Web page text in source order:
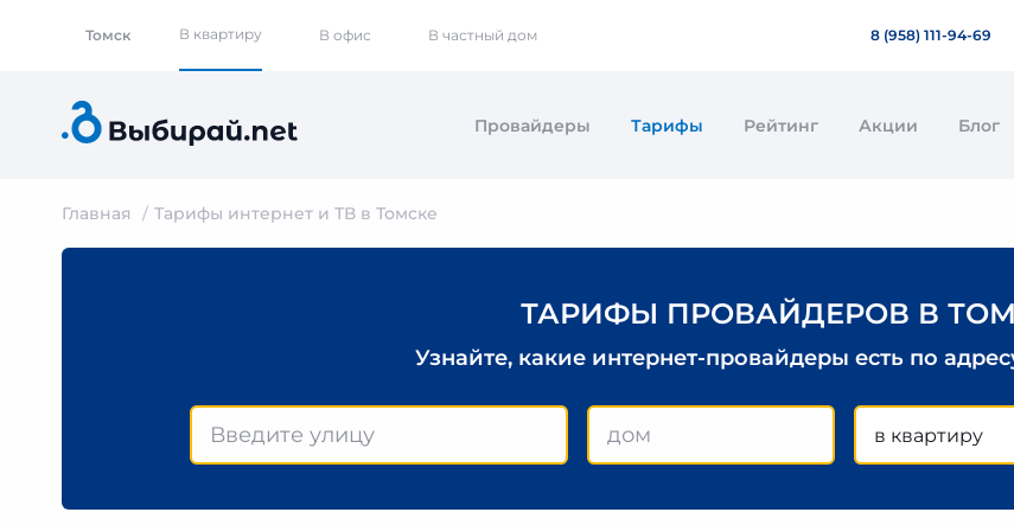
Томск В квартиру В офис В частный дом 8 (958) 111-94-69
Провайдеры Тарифы Рейтинг Акции Блог
Главная Тарифы интернет и ТВ в Томске
ТАРИФЫ ПРОВАЙДЕРОВ В
Узнайте, какие интернет-провайдеры есть по
в квартиру